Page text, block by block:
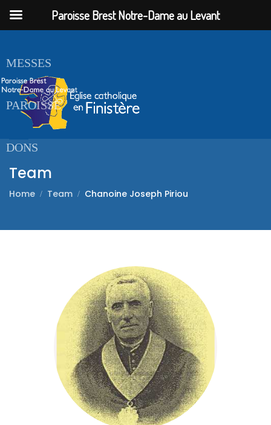
ACCUEIL
MESSES
PAROISSE
DONS
Team
Home Team Chanoine Joseph Piriou
Paroisse Brest Notre-Dame au Levant